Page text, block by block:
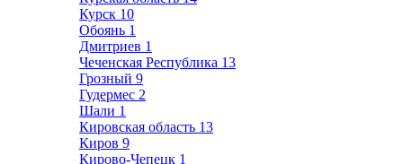
Курск 10
Обоянь 1
Дмитриев 1
Чеченская Республика 13
Грозный 9
Гудермес 2
Шали 1
Кировская область 13
Киров 9
Кирово-Чепецк 1